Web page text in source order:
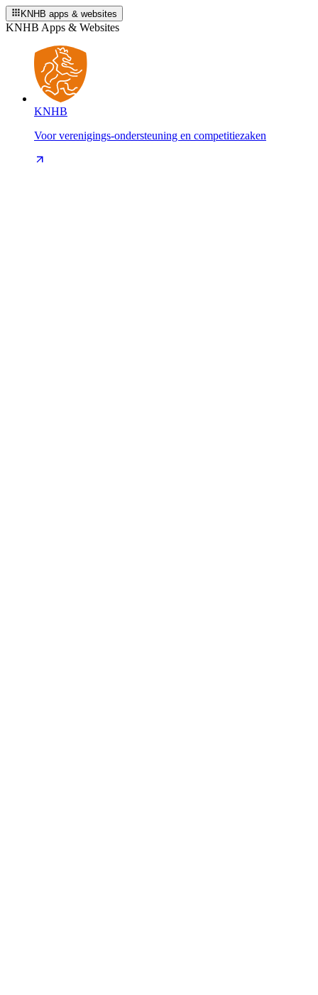
KNHB apps & websites
KNHB Apps & Websites
KNHB
Voor verenigings-ondersteuning en competitiezaken